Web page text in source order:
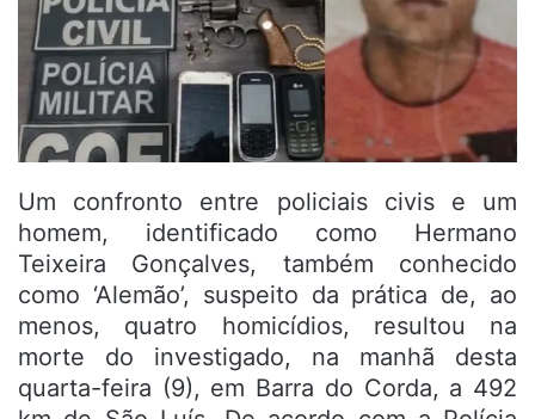
Um confronto entre policiais civis e um
homem, identificado como Hermano
Teixeira Gonçalves, também conhecido
como ‘Alemão’, suspeito da prática de, ao
menos, quatro homicídios, resultou na
morte do investigado, na manhã desta
quarta-feira (9), em Barra do Corda, a 492